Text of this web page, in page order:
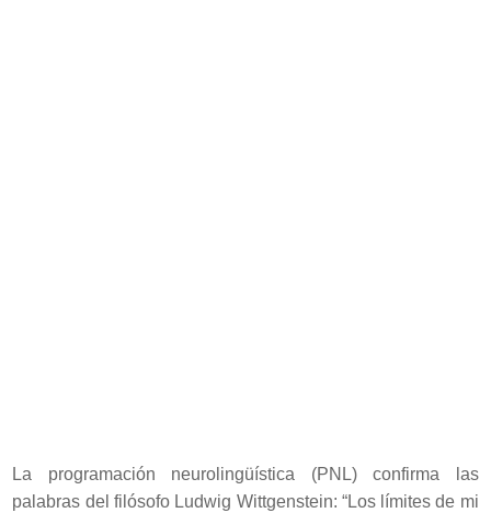
La programación neurolingüística (PNL) confirma las
palabras del filósofo Ludwig Wittgenstein: “Los límites de mi